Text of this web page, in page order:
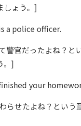
しょう。]
a police officer.
警官だったよね？と
。]
your
らせたよね？という